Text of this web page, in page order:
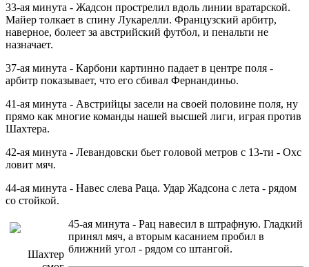
33-ая минута - Жадсон прострелил вдоль линии вратарской.
Майер толкает в спину Лукарелли. Французский арбитр,
наверное, болеет за австрийский футбол, и пенальти не
назначает.
37-ая минута - Карбони картинно падает в центре поля -
арбитр показывает, что его сбивал Фернандиньо.
41-ая минута - Австрийцы засели на своей половине поля, ну
прямо как многие команды нашей высшей лиги, играя против
Шахтера.
42-ая минута - Левандовски бьет головой метров с 13-ти - Охс
ловит мяч.
44-ая минута - Навес слева Раца. Удар Жадсона с лета - рядом
со стойкой.
Шахтер
45-ая минута - Рац навесил в штрафную. Гладкий
принял мяч, а вторым касанием пробил в
ближний угол - рядом со штангой.